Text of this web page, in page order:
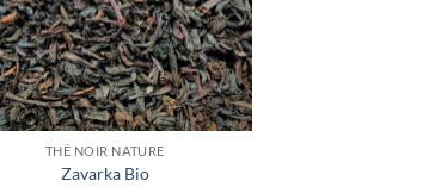
THÉ NOIR NATURE
Zavarka Bio